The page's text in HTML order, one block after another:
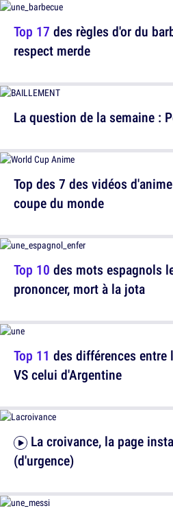
Top 17 des règles d'or du
respect merde
Top des 7 des vidéos
coupe du monde
Top 11 des différences entre
VS celui d'Argentine
La question de la semaine :
Top 10 des mots espagnols
prononcer, mort à la jota
(d'urgence)